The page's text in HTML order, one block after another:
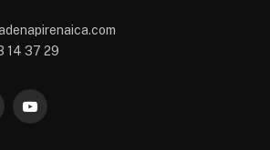
14 37 29
YouTube